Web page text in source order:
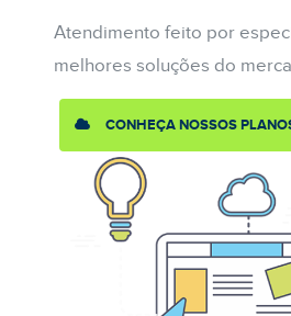
Atendimento feito por
melhores soluções do
CONHEÇA NOSSOS